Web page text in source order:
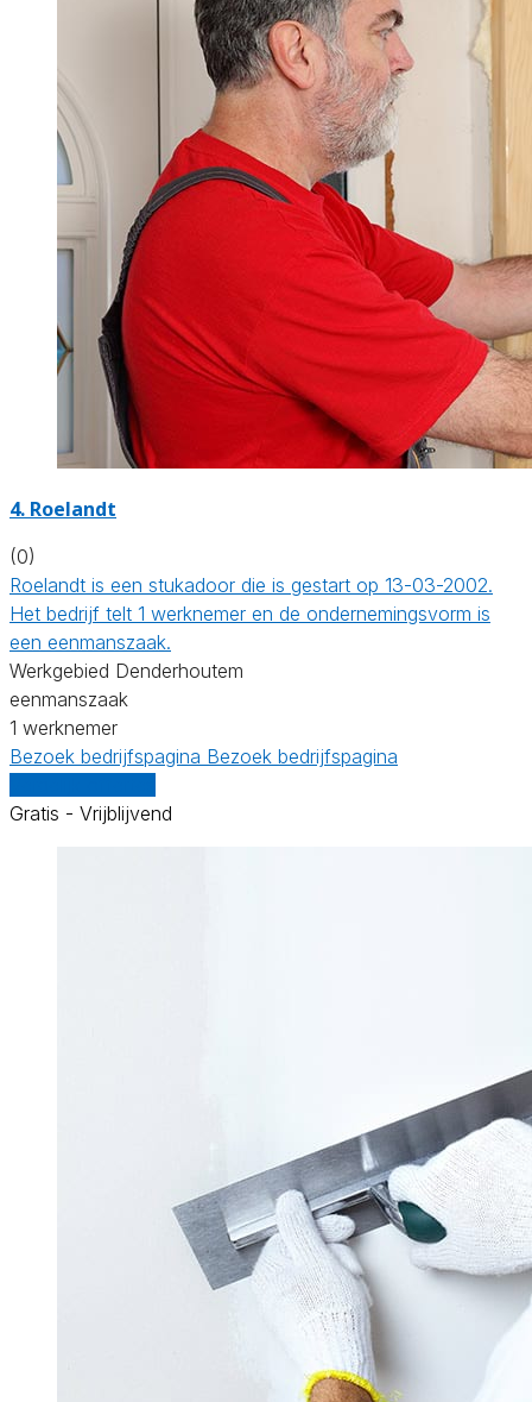
4. Roelandt
(0)
Roelandt is een stukadoor die is gestart op 13-03-2002.
Het bedrijf telt 1 werknemer en de ondernemingsvorm is
een eenmanszaak.
Werkgebied Denderhoutem
eenmanszaak
1 werknemer
Bezoek bedrijfspagina Bezoek bedrijfspagina
Gratis - Vrijblijvend